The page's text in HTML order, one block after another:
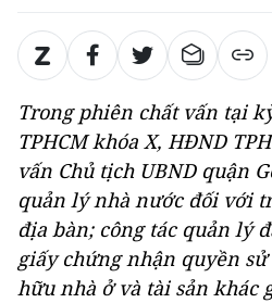
Trong phiên chất vấn tại
TPHCM khóa X, HĐND
vấn Chủ tịch UBND quận
quản lý nhà nước đối với
địa bàn; công tác quản lý
giấy chứng nhận quyền
hữu nhà ở và tài sản khác